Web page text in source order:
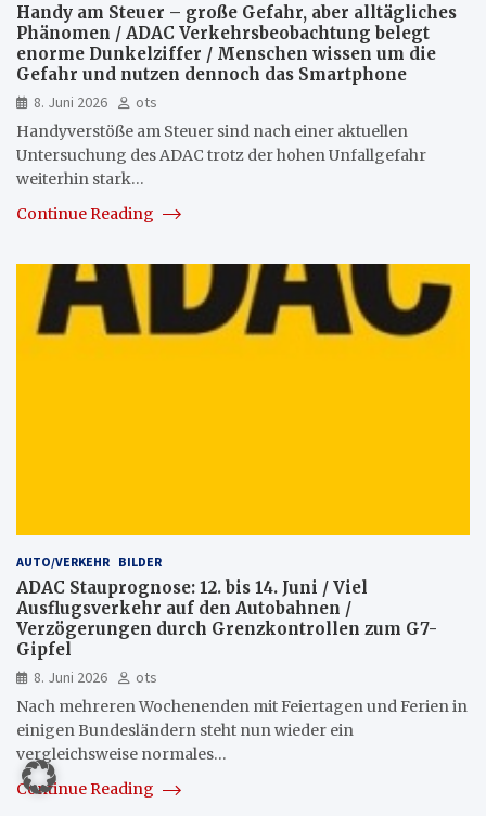
Handy am Steuer – große Gefahr, aber alltägliches
Phänomen / ADAC Verkehrsbeobachtung belegt
enorme Dunkelziffer / Menschen wissen um die
Gefahr und nutzen dennoch das Smartphone
8. Juni 2026
ots
Handyverstöße am Steuer sind nach einer aktuellen
Untersuchung des ADAC trotz der hohen Unfallgefahr
weiterhin stark…
Continue Reading
AUTO/VERKEHR BILDER
ADAC Stauprognose: 12. bis 14. Juni / Viel
Ausflugsverkehr auf den Autobahnen /
Verzögerungen durch Grenzkontrollen zum G7-
Gipfel
8. Juni 2026
ots
Nach mehreren Wochenenden mit Feiertagen und Ferien in
einigen Bundesländern steht nun wieder ein
vergleichsweise normales…
Continue Reading